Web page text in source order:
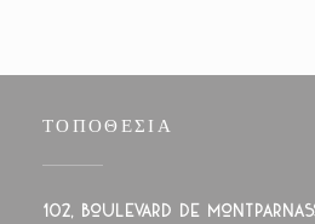
ΤΟΠΟΘΕΣΊΑ
102, boulevard de